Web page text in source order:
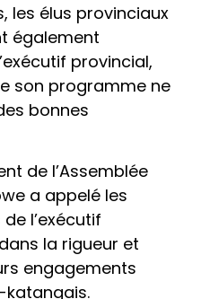
les élus provinciaux
également
provincial,
son programme ne
bonnes
de l’Assemblée
a appelé les
l’exécutif
la rigueur et
engagements
katangais.